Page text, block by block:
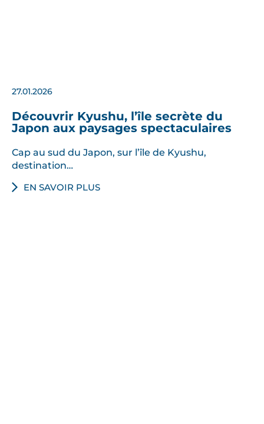
27.01.2026
Découvrir Kyushu, l’île secrète du
Japon aux paysages spectaculaires
Cap au sud du Japon, sur l’île de Kyushu,
destination…
EN SAVOIR PLUS